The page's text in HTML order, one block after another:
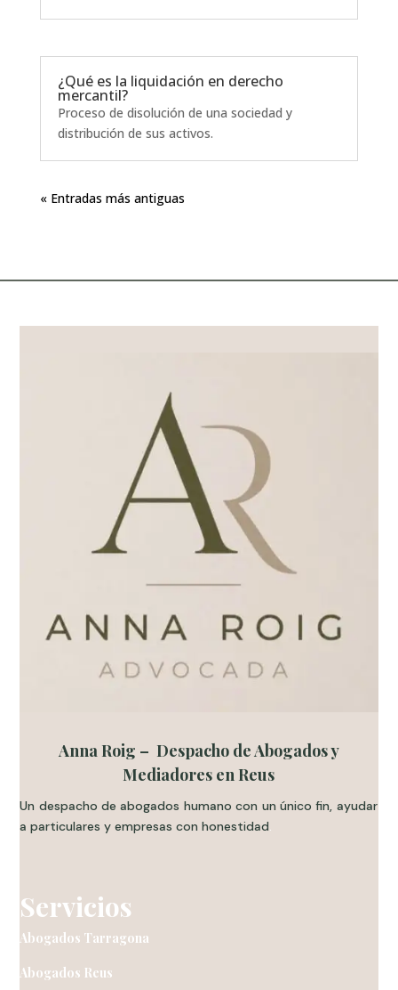
¿Qué es la liquidación en derecho
mercantil?
Proceso de disolución de una sociedad y
distribución de sus activos.
« Entradas más antiguas
Anna Roig – Despacho de Abogados y
Mediadores en Reus
Un despacho de abogados humano con un único fin, ayudar
a particulares y empresas con honestidad
Servicios
Abogados Tarragona
Abogados Reus